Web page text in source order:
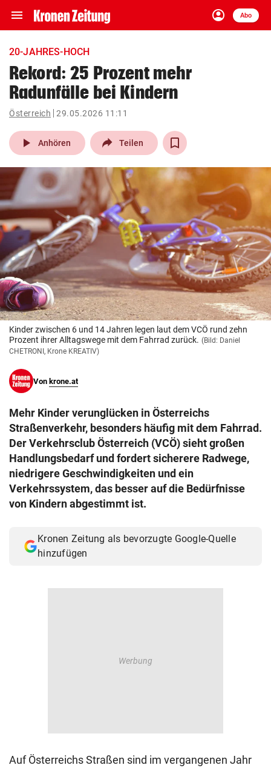
menu Navigation
ein-/ausklappen
account_circle
Anmelden
Abo
close Schließen
account_circle Anmelden
pin_drop
Wien arrow_right
bookmark
search
Suchbegriff
eingeben
© Krone Multimedia GmbH & Co KG 2026
Muthgasse 2, 1190 Wien
20-JAHRES-HOCH
Rekord: 25 Prozent mehr
Radunfälle bei Kindern
Österreich 29.05.2026 11:11
play_arrow Anhören Teilen
Kinder zwischen 6 und 14 Jahren legen laut dem VCÖ rund zehn
Prozent ihrer Alltagswege mit dem Fahrrad zurück. (Bild: Daniel
CHETRONI, Krone KREATIV)
Von krone.at
Mehr Kinder verunglücken in Österreichs
Straßenverkehr, besonders häufig mit dem Fahrrad.
Der Verkehrsclub Österreich (VCÖ) sieht großen
Handlungsbedarf und fordert sicherere Radwege,
niedrigere Geschwindigkeiten und ein
Verkehrssystem, das besser auf die Bedürfnisse
von Kindern abgestimmt ist.
Kronen Zeitung als bevorzugte Google-Quelle
hinzufügen
Auf Österreichs Straßen sind im vergangenen Jahr